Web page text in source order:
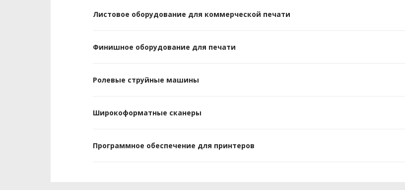
Листовое оборудование для коммерческой печати
Финишное оборудование для печати
Ролевые струйные машины
Широкоформатные сканеры
Программное обеспечение для принтеров